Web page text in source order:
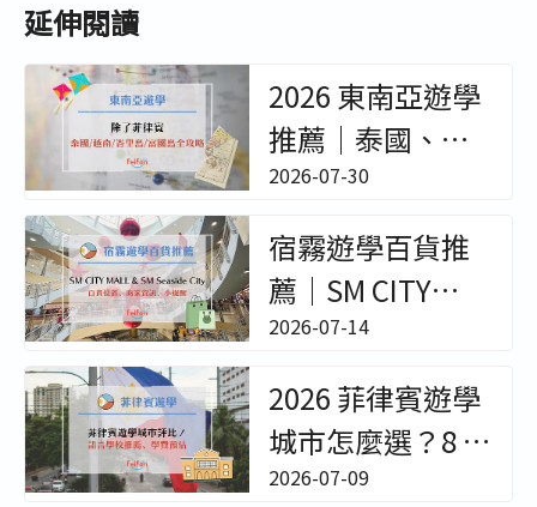
延伸閱讀
2026 東南亞遊學
推薦｜泰國、越
南、峇里島冬夏
令營與成人遊學
全攻略 - 非凡遊學
2026-07-30
宿霧遊學百貨推
薦｜SM CITY
MALL & SM
Seaside City｜百
貨位置/樓層環境/
櫃位餐廳超完整
2026-07-14
2026 菲律賓遊學
城市怎麼選？8 大
熱門城市、語言
2026-07-09